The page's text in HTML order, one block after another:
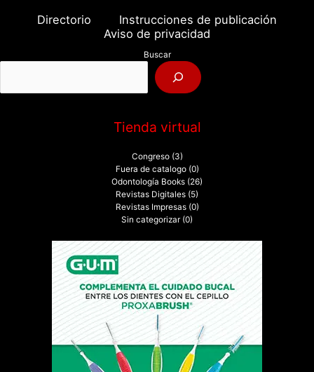
o
:
Directorio
Instrucciones de publicación
Aviso de privacidad
Buscar
Tienda virtual
Congreso (3)
Fuera de catalogo (0)
Odontología Books (26)
Revistas Digitales (5)
Revistas Impresas (0)
Sin categorizar (0)